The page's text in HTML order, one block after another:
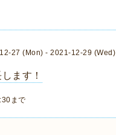
27 (Mon) - 2021-12-29 (Wed)
ます！
まで